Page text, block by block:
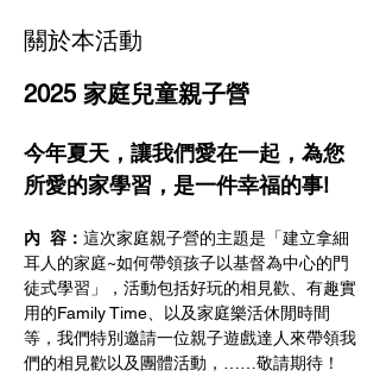
關於本活動
2025 家庭兒童親子營
今年夏天，讓我們愛在一起，為您
所愛的家學習，是一件幸福的事!
內  容： 這次家庭親子營的主題是「建立拿細
耳人的家庭~如何帶領孩子以基督為中心的門
徒式學習」，活動包括好玩的相見歡、有趣實
用的Family Time、以及家庭樂活休閒時間
等，我們特別邀請一位親子遊戲達人來帶領我
們的相見歡以及團體活動，……敬請期待！